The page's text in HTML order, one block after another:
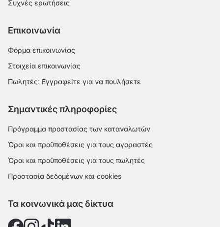
Συχνές ερωτήσεις
Επικοινωνία
Φόρμα επικοινωνίας
Στοιχεία επικοινωνίας
Πωλητές: Εγγραφείτε για να πουλήσετε
Σημαντικές πληροφορίες
Πρόγραμμα προστασίας των καταναλωτών
Όροι και προϋποθέσεις για τους αγοραστές
Όροι και προϋποθέσεις για τους πωλητές
Προστασία δεδομένων και cookies
Τα κοινωνικά μας δίκτυα